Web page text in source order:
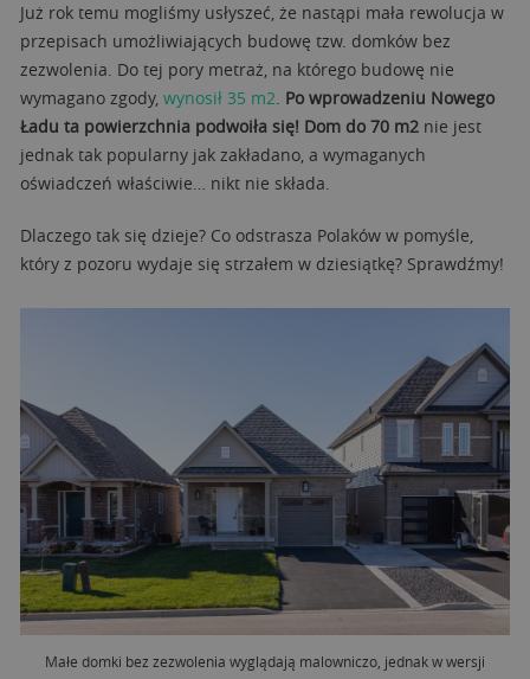
Już rok temu mogliśmy usłyszeć, że nastąpi mała rewolucja w
przepisach umożliwiających budowę tzw. domków bez
zezwolenia. Do tej pory metraż, na którego budowę nie
wymagano zgody, wynosił 35 m2. Po wprowadzeniu Nowego
Ładu ta powierzchnia podwoiła się! Dom do 70 m2 nie jest
jednak tak popularny jak zakładano, a wymaganych
oświadczeń właściwie… nikt nie składa.
Dlaczego tak się dzieje? Co odstrasza Polaków w pomyśle,
który z pozoru wydaje się strzałem w dziesiątkę? Sprawdźmy!
Małe domki bez zezwolenia wyglądają malowniczo, jednak w wersji